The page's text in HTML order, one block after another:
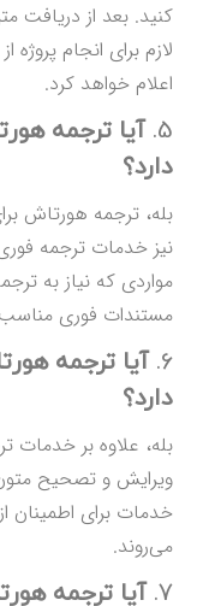
کنید. بعد از دریافت
لازم برای انجام
اعلام خواهد کرد.
5. آیا ترجمه
دارد؟
بله، ترجمه هورتاش
نیز خدمات ترجمه
مواردی که نیاز به
مستندات فوری
6. آیا ترجمه
دارد؟
بله، علاوه بر خدمات
ویرایش و تصحیح متون
خدمات برای اطمینان
می‌روند.
7. آیا ترجمه